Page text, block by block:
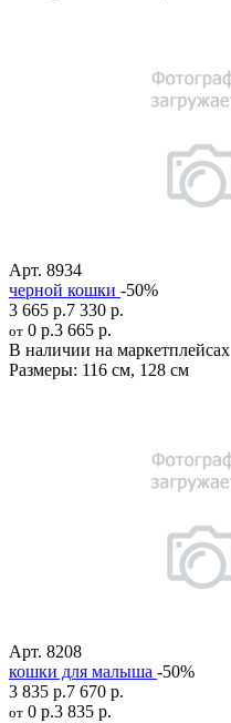
Арт. 8934
черной кошки -50%
3 665 р.7 330 р.
от 0 р.3 665 р.
В наличии на маркетплейсах
Размеры: 116 см, 128 см
Арт. 8208
кошки для малыша -50%
3 835 р.7 670 р.
от 0 р.3 835 р.